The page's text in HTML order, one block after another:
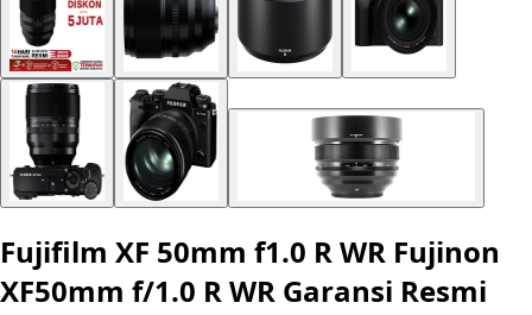
Fujifilm XF 50mm f1.0 R WR Fujinon
XF50mm f/1.0 R WR Garansi Resmi